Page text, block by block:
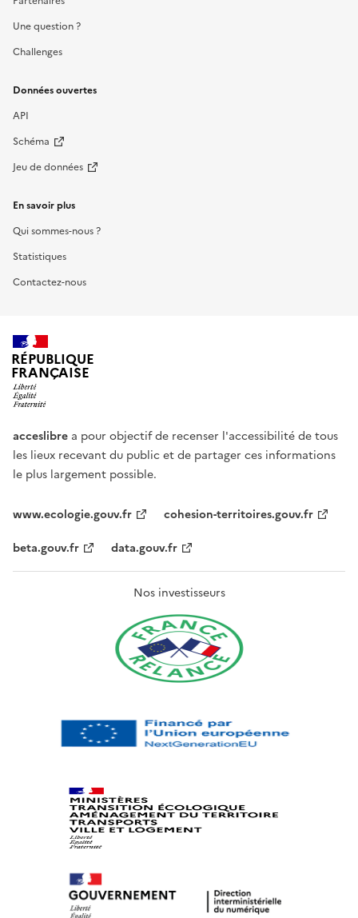
Une question ?
Challenges
Données ouvertes
API
Schéma
Jeu de données
En savoir plus
Qui sommes-nous ?
Statistiques
Contactez-nous
RÉPUBLIQUE
FRANÇAISE
acceslibre a pour objectif de recenser l'accessibilité de tous
les lieux recevant du public et de partager ces informations
le plus largement possible.
www.ecologie.gouv.fr
cohesion-territoires.gouv.fr
beta.gouv.fr
data.gouv.fr
Nos investisseurs